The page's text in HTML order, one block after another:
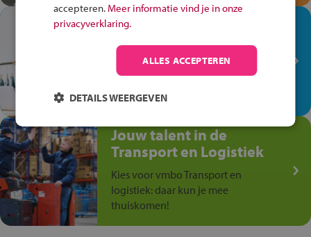
In de winkel ben je op je
plek!
Ontdek via het vmbo jouw talent
op de winkelvloer, waar elke dag
anders is!
Jouw talent in de
Transport en Logistiek
Kies voor vmbo Transport en
logistiek: daar kun je mee
thuiskomen!
accepteren. Meer informatie vind je in onze
privacyverklaring.
ALLES ACCEPTEREN
DETAILS WEERGEVEN